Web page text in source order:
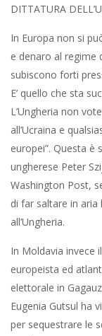
DITTATURA
In Europa non si
e denaro al regime
subiscono forti
E’ quello che sta
L’Ungheria non
all’Ucraina e
europei”. Questa è
ungherese Peter
Washington Post,
di far saltare in
all’Ungheria.
In Moldavia invece
europeista ed
elettorale in
Eugenia Gutsul ha
per sequestrare le